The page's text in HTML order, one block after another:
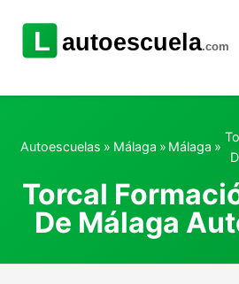
Autoescuelas » Málaga » Málaga »
Torcal
De Málaga